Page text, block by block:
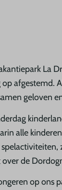
La
geloven
alle
de
op ons